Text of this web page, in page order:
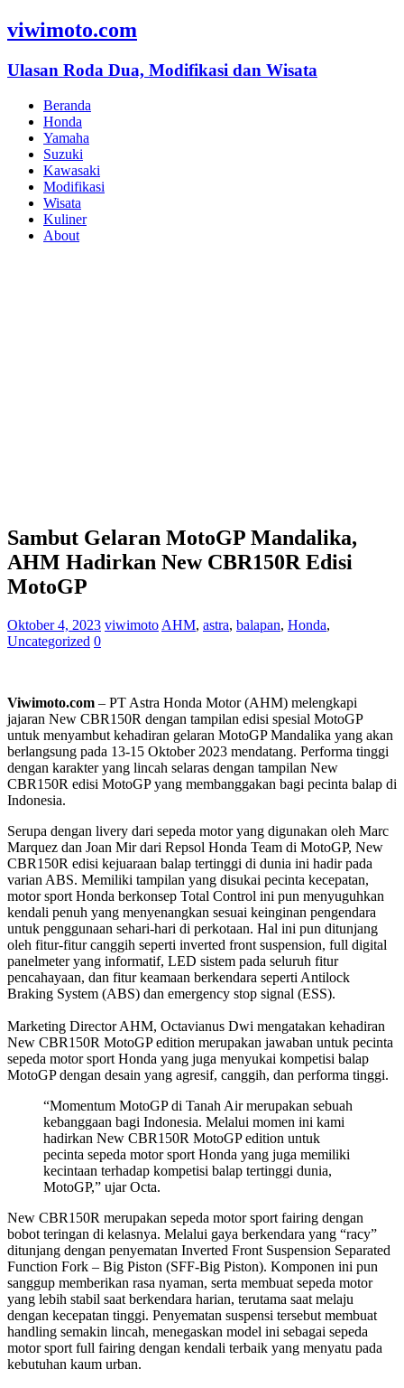
viwimoto.com
Ulasan Roda Dua, Modifikasi dan Wisata
Beranda
Honda
Yamaha
Suzuki
Kawasaki
Modifikasi
Wisata
Kuliner
About
Sambut Gelaran MotoGP Mandalika,
AHM Hadirkan New CBR150R Edisi
MotoGP
Oktober 4, 2023 viwimoto AHM, astra, balapan, Honda,
Uncategorized 0
Viwimoto.com – PT Astra Honda Motor (AHM) melengkapi
jajaran New CBR150R dengan tampilan edisi spesial MotoGP
untuk menyambut kehadiran gelaran MotoGP Mandalika yang akan
berlangsung pada 13-15 Oktober 2023 mendatang. Performa tinggi
dengan karakter yang lincah selaras dengan tampilan New
CBR150R edisi MotoGP yang membanggakan bagi pecinta balap di
Indonesia.
Serupa dengan livery dari sepeda motor yang digunakan oleh Marc
Marquez dan Joan Mir dari Repsol Honda Team di MotoGP, New
CBR150R edisi kejuaraan balap tertinggi di dunia ini hadir pada
varian ABS. Memiliki tampilan yang disukai pecinta kecepatan,
motor sport Honda berkonsep Total Control ini pun menyuguhkan
kendali penuh yang menyenangkan sesuai keinginan pengendara
untuk penggunaan sehari-hari di perkotaan. Hal ini pun ditunjang
oleh fitur-fitur canggih seperti inverted front suspension, full digital
panelmeter yang informatif, LED sistem pada seluruh fitur
pencahayaan, dan fitur keamaan berkendara seperti Antilock
Braking System (ABS) dan emergency stop signal (ESS).
Marketing Director AHM, Octavianus Dwi mengatakan kehadiran
New CBR150R MotoGP edition merupakan jawaban untuk pecinta
sepeda motor sport Honda yang juga menyukai kompetisi balap
MotoGP dengan desain yang agresif, canggih, dan performa tinggi.
“Momentum MotoGP di Tanah Air merupakan sebuah
kebanggaan bagi Indonesia. Melalui momen ini kami
hadirkan New CBR150R MotoGP edition untuk
pecinta sepeda motor sport Honda yang juga memiliki
kecintaan terhadap kompetisi balap tertinggi dunia,
MotoGP,” ujar Octa.
New CBR150R merupakan sepeda motor sport fairing dengan
bobot teringan di kelasnya. Melalui gaya berkendara yang “racy”
ditunjang dengan penyematan Inverted Front Suspension Separated
Function Fork – Big Piston (SFF-Big Piston). Komponen ini pun
sanggup memberikan rasa nyaman, serta membuat sepeda motor
yang lebih stabil saat berkendara harian, terutama saat melaju
dengan kecepatan tinggi. Penyematan suspensi tersebut membuat
handling semakin lincah, menegaskan model ini sebagai sepeda
motor sport full fairing dengan kendali terbaik yang menyatu pada
kebutuhan kaum urban.